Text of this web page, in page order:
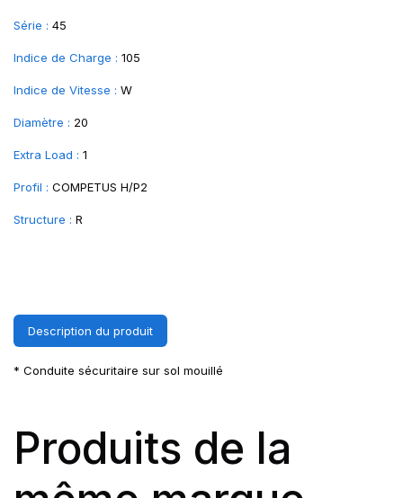
Série : 45
Indice de Charge : 105
Indice de Vitesse : W
Diamètre : 20
Extra Load : 1
Profil : COMPETUS H/P2
Structure : R
Description du produit
* Conduite sécuritaire sur sol mouillé
Produits de la